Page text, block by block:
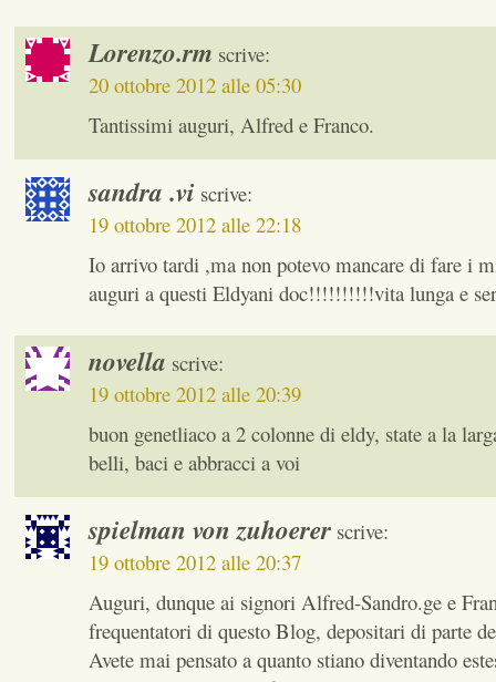
Lorenzo.rm scrive:
20 ottobre 2012 alle 05:30
Tantissimi auguri, Alfred e Franco.
sandra .vi scrive:
19 ottobre 2012 alle 22:18
Io arrivo tardi ,ma non potevo mancare di fare i
auguri a questi Eldyani doc!!!!!!!!!!vita lunga e
novella scrive:
19 ottobre 2012 alle 20:39
buon genetliaco a 2 colonne di eldy, state a la
belli, baci e abbracci a voi
spielman von zuhoerer scrive:
19 ottobre 2012 alle 20:37
Auguri, dunque ai signori Alfred-Sandro.ge e
frequentatori di questo Blog, depositari di parte
Avete mai pensato a quanto stiano diventando